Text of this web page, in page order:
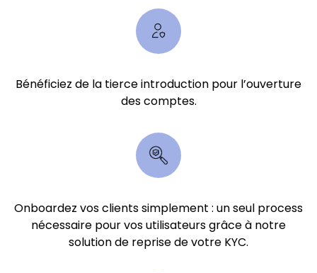
Bénéficiez de la tierce introduction pour l’ouverture
des comptes.
Onboardez vos clients simplement : un seul process
nécessaire pour vos utilisateurs grâce à notre
solution de reprise de votre KYC.